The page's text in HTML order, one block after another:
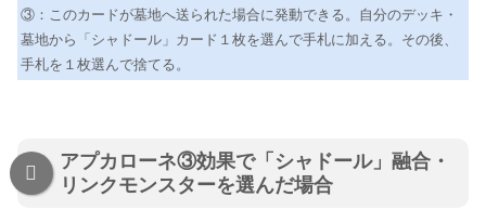
③：このカードが墓地へ送られた場合に発動できる。自分のデッキ・
墓地から「シャドール」カード１枚を選んで手札に加える。その後、
手札を１枚選んで捨てる。
アプカローネ③効果で「シャドール」融合・
リンクモンスターを選んだ場合